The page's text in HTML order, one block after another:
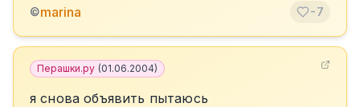
©marina -7
Перашки.ру (01.06.2004)
я снова объявить пытаюсь